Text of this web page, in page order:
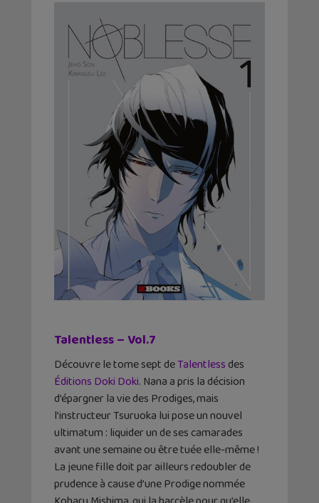
Talentless – Vol.7
Découvre le tome sept deTalentless des
Éditions Doki Doki. Nana a pris la décision
d’épargner la vie des Prodiges, mais
l’instructeur Tsuruoka lui pose un nouvel
ultimatum : liquider un de ses camarades
avant une semaine ou être tuée elle-même !
La jeune fille doit par ailleurs redoubler de
prudence à cause d’une Prodige nommée